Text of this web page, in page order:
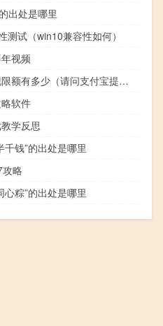
出处是哪里
测试（win10兼容性如何）
视频
支付宝提现限额有多少（请问支付宝提现限额是多少）
软件
学反思
千钱”的出处是哪里
略
心粽”的出处是哪里